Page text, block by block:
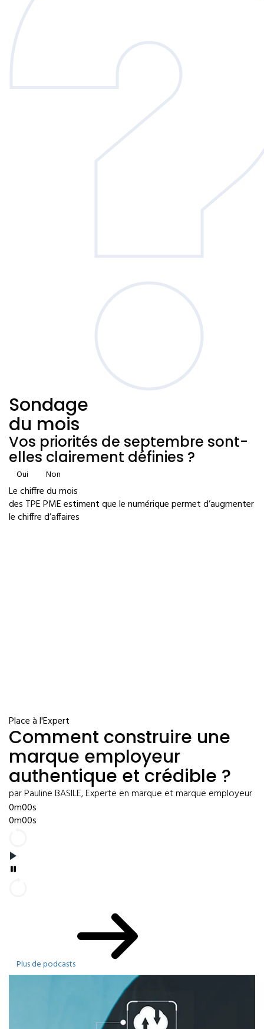
Sondage
du mois
Vos priorités de septembre sont-
elles clairement définies ?
Oui Non
Le chiffre du mois
des TPE PME estiment que le numérique permet d’augmenter
le chiffre d’affaires
Place à l'Expert
Comment construire une
marque employeur
authentique et crédible ?
par Pauline BASILE, Experte en marque et marque employeur
0m00s
0m00s
Plus de podcasts